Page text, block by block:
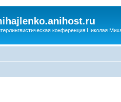
конференция Николая